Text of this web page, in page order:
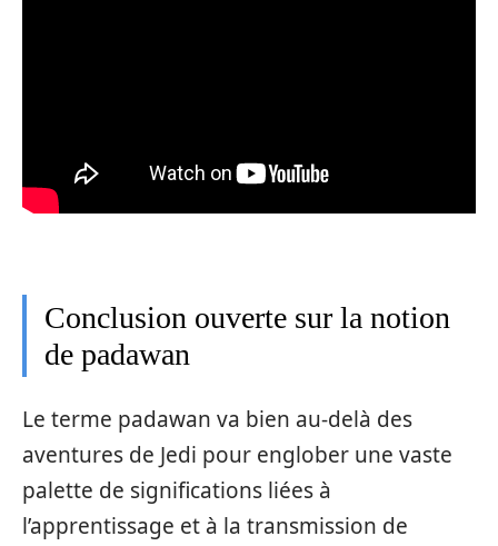
Conclusion ouverte sur la notion
de padawan
Le terme padawan va bien au-delà des
aventures de Jedi pour englober une vaste
palette de significations liées à
l’apprentissage et à la transmission de